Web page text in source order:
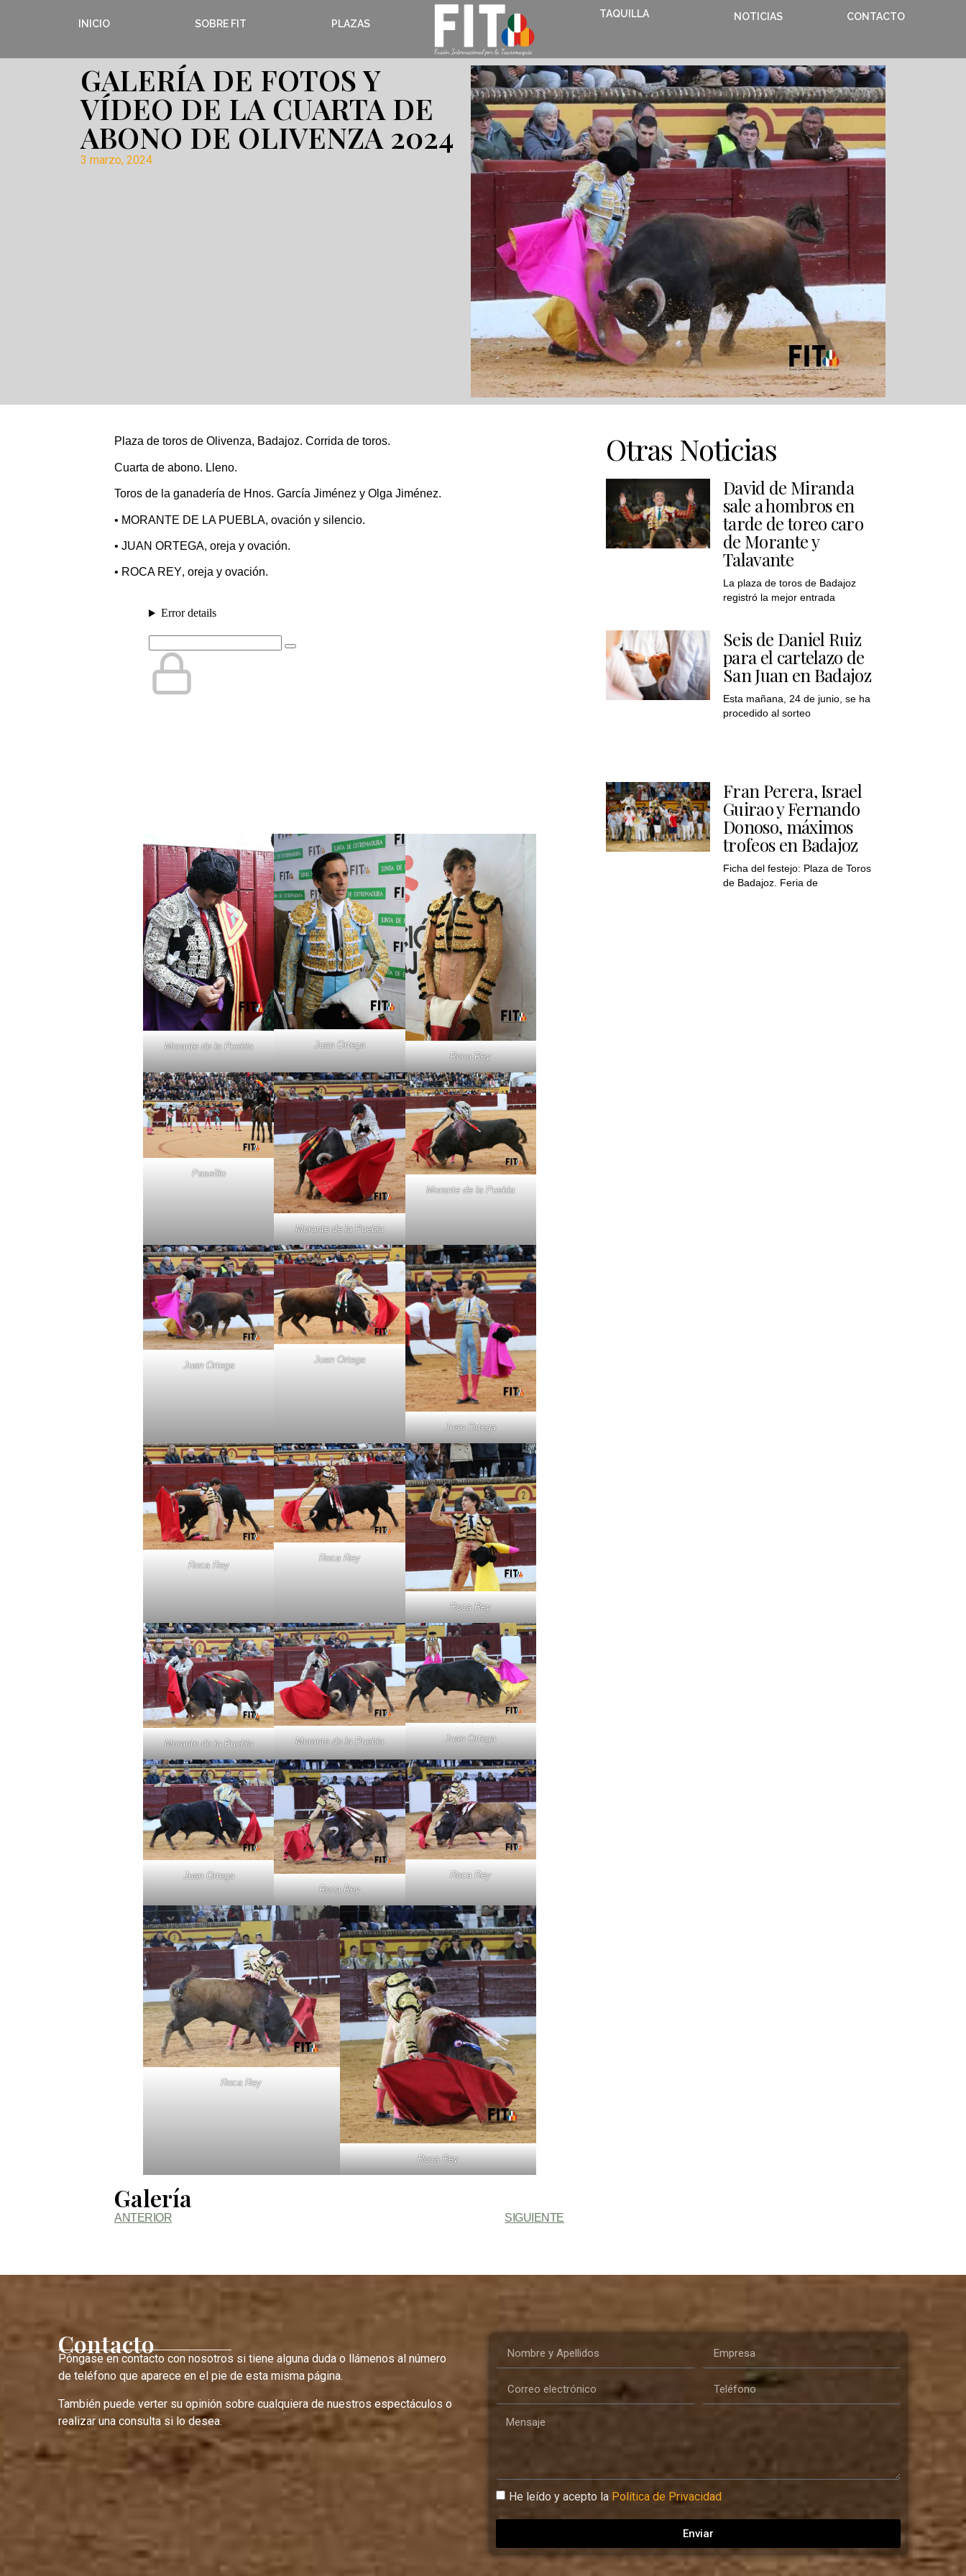
INICIO SOBRE FIT PLAZAS
TAQUILLA NOTICIAS CONTACTO
GALERÍA DE FOTOS Y
VÍDEO DE LA CUARTA DE
ABONO DE OLIVENZA 2024
3 marzo, 2024
Plaza de toros de Olivenza, Badajoz. Corrida de toros.
Cuarta de abono. Lleno.
Toros de la ganadería de Hnos. García Jiménez y Olga Jiménez.
• MORANTE DE LA PUEBLA, ovación y silencio.
• JUAN ORTEGA, oreja y ovación.
• ROCA REY, oreja y ovación.
Morante de la Puebla
Juan Ortega
Roca Rey
Paseíllo
Morante de la Puebla
Morante de la Puebla
Juan Ortega
Juan Ortega
Juan Ortega
Roca Rey
Roca Rey
Roca Rey
Morante de la Puebla Morante de la Puebla Juan Ortega
Juan Ortega
Roca Rey
Roca Rey
Roca Rey
Roca Rey
Galería
ANTERIOR SIGUIENTE
Otras Noticias
David de Miranda
sale a hombros en
tarde de toreo caro
de Morante y
Talavante
La plaza de toros de Badajoz
registró la mejor entrada
Seis de Daniel Ruiz
para el cartelazo de
San Juan en Badajoz
Esta mañana, 24 de junio, se ha
procedido al sorteo
Fran Perera, Israel
Guirao y Fernando
Donoso, máximos
trofeos en Badajoz
Ficha del festejo: Plaza de Toros
de Badajoz. Feria de
Contacto
Póngase en contacto con nosotros si tiene alguna duda o llámenos al número
de teléfono que aparece en el pie de esta misma página.
También puede verter su opinión sobre cualquiera de nuestros espectáculos o
realizar una consulta si lo desea.
He leído y acepto la Política de Privacidad
Enviar